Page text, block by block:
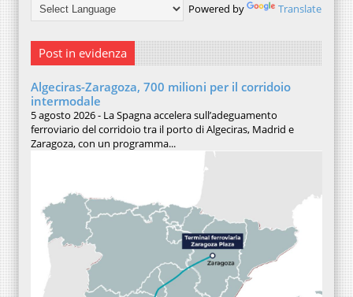
Powered by Translate
Post in evidenza
Algeciras-Zaragoza, 700 milioni per il corridoio
intermodale
5 agosto 2026 - La Spagna accelera sull’adeguamento
ferroviario del corridoio tra il porto di Algeciras, Madrid e
Zaragoza, con un programma...